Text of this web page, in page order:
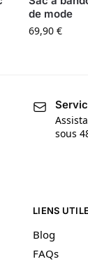
de mode
69,90€
sous
LIENS
Blog
FAQs